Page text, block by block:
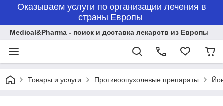
Оказываем услуги по организации лечения в
страны Европы
Medical&Pharma - поиск и доставка лекарств из Европы
Товары и услуги Противоопухолевые препараты